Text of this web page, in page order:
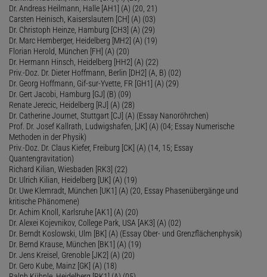
Dr. Andreas Heilmann, Halle [AH1] (A) (20, 21)
Carsten Heinisch, Kaiserslautern [CH] (A) (03)
Dr. Christoph Heinze, Hamburg [CH3] (A) (29)
Dr. Marc Hemberger, Heidelberg [MH2] (A) (19)
Florian Herold, München [FH] (A) (20)
Dr. Hermann Hinsch, Heidelberg [HH2] (A) (22)
Priv.-Doz. Dr. Dieter Hoffmann, Berlin [DH2] (A, B) (02)
Dr. Georg Hoffmann, Gif-sur-Yvette, FR [GH1] (A) (29)
Dr. Gert Jacobi, Hamburg [GJ] (B) (09)
Renate Jerecic, Heidelberg [RJ] (A) (28)
Dr. Catherine Journet, Stuttgart [CJ] (A) (Essay Nanoröhrchen)
Prof. Dr. Josef Kallrath, Ludwigshafen, [JK] (A) (04; Essay Numerische
Methoden in der Physik)
Priv.-Doz. Dr. Claus Kiefer, Freiburg [CK] (A) (14, 15; Essay
Quantengravitation)
Richard Kilian, Wiesbaden [RK3] (22)
Dr. Ulrich Kilian, Heidelberg [UK] (A) (19)
Dr. Uwe Klemradt, München [UK1] (A) (20, Essay Phasenübergänge und
kritische Phänomene)
Dr. Achim Knoll, Karlsruhe [AK1] (A) (20)
Dr. Alexei Kojevnikov, College Park, USA [AK3] (A) (02)
Dr. Berndt Koslowski, Ulm [BK] (A) (Essay Ober- und Grenzflächenphysik)
Dr. Bernd Krause, München [BK1] (A) (19)
Dr. Jens Kreisel, Grenoble [JK2] (A) (20)
Dr. Gero Kube, Mainz [GK] (A) (18)